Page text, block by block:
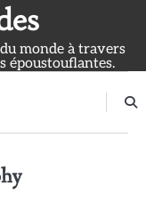
monde à travers
époustouflantes.